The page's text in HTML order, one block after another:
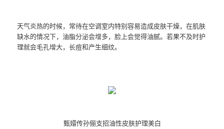
天气炎热的时候，常待在空调室内特别容易造成皮肤干燥，在肌肤
缺水的情况下，油脂分泌会增多，脸上会觉得油腻。若果不及时护
理就会毛孔增大，长痘和产生细纹。
甄嬛传孙俪支招油性皮肤护理美白